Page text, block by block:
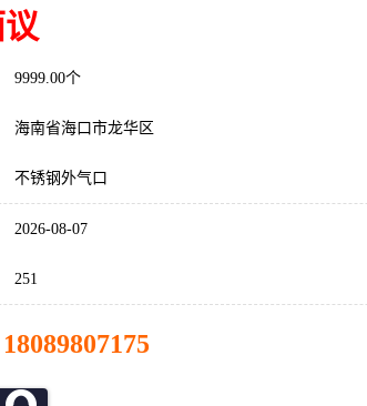
9999.00个
海南省海口市龙华区
不锈钢外气口
2026-08-07
251
18089807175